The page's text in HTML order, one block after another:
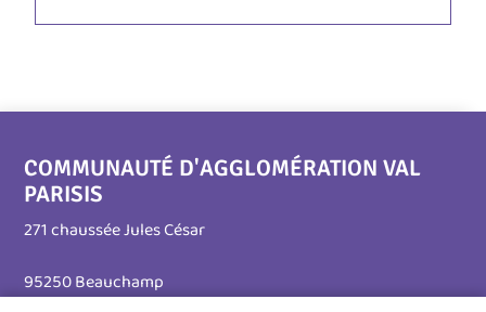
COMMUNAUTÉ D'AGGLOMÉRATION VAL
PARISIS
271 chaussée Jules César
95250 Beauchamp